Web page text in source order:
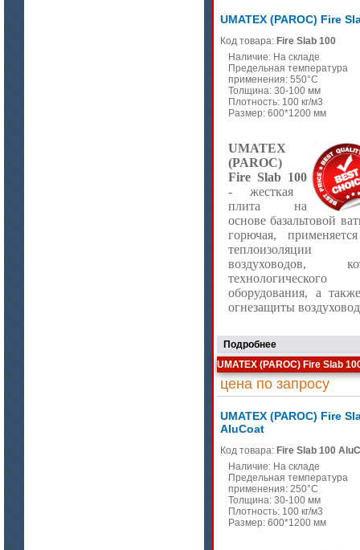
UMATEX (PAROC) Fire
Код товара: Fire Slab 100
Наличие: На складе
Предельная температура
применения: 550°C
Толщина: 30-100 мм
Плотность: 100 кг/м3
Размер: 600*1200 мм
UMATEX
(PAROC)
Fire Slab 100
- жесткая
плита на
основе базальтовой
горючая,
теплоизоляции
воздуховодов,
технологического
оборудования, а
огнезащиты
Подробнее
UMATEX (PAROC) Fire Slab
цена по запросу
UMATEX (PAROC) Fire
AluCoat
Код товара: Fire Slab 100
Наличие: На складе
Предельная температура
применения: 250°C
Толщина: 30-100 мм
Плотность: 100 кг/м3
Размер: 600*1200 мм